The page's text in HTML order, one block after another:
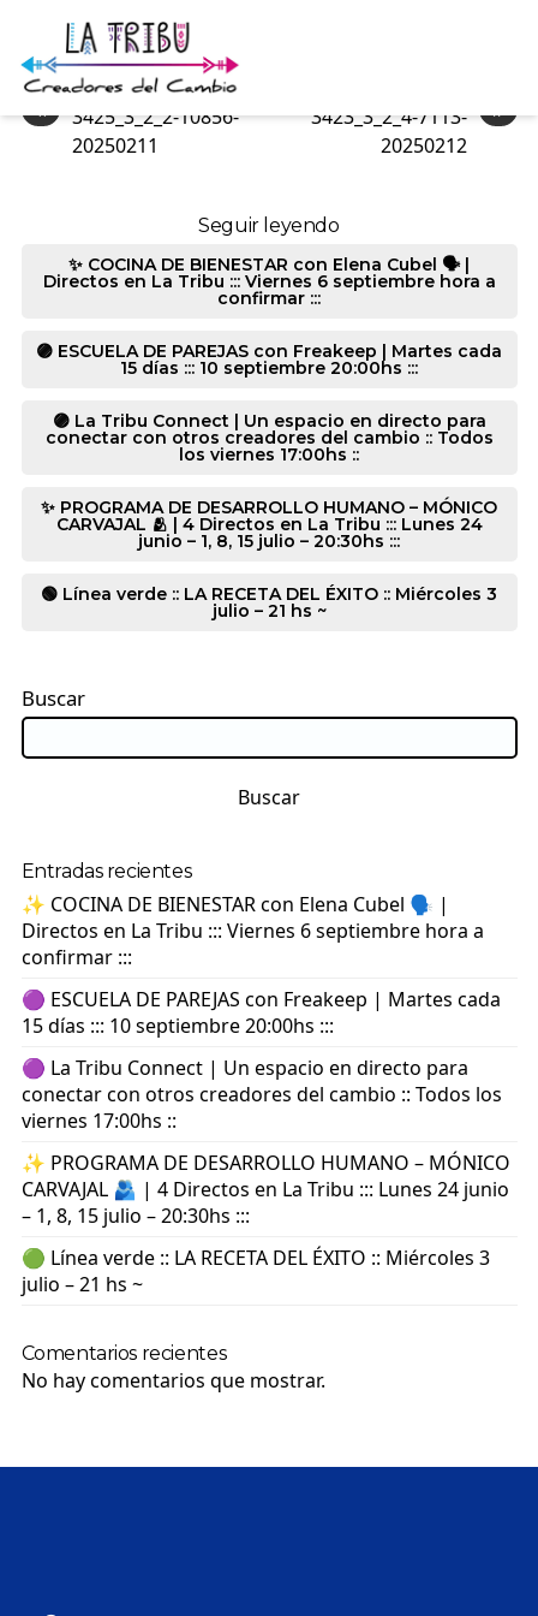
1024_2_2_0-10856-20250211
«
3425_3_2_2-10856-
20250211
»
3423_3_2_4-7113-
20250212
Seguir leyendo
✨ COCINA DE BIENESTAR con Elena Cubel 🗣️ |
Directos en La Tribu ::: Viernes 6 septiembre hora a
confirmar :::
🟣 ESCUELA DE PAREJAS con Freakeep | Martes cada
15 días ::: 10 septiembre 20:00hs :::
🟣 La Tribu Connect | Un espacio en directo para
conectar con otros creadores del cambio :: Todos
los viernes 17:00hs ::
✨ PROGRAMA DE DESARROLLO HUMANO – MÓNICO
CARVAJAL 🫂 | 4 Directos en La Tribu ::: Lunes 24
junio – 1, 8, 15 julio – 20:30hs :::
🟢 Línea verde :: LA RECETA DEL ÉXITO :: Miércoles 3
julio – 21 hs ~
Buscar
Buscar
Entradas recientes
✨ COCINA DE BIENESTAR con Elena Cubel 🗣️ |
Directos en La Tribu ::: Viernes 6 septiembre hora a
confirmar :::
🟣 ESCUELA DE PAREJAS con Freakeep | Martes cada
15 días ::: 10 septiembre 20:00hs :::
🟣 La Tribu Connect | Un espacio en directo para
conectar con otros creadores del cambio :: Todos los
viernes 17:00hs ::
✨ PROGRAMA DE DESARROLLO HUMANO – MÓNICO
CARVAJAL 🫂 | 4 Directos en La Tribu ::: Lunes 24 junio
– 1, 8, 15 julio – 20:30hs :::
🟢 Línea verde :: LA RECETA DEL ÉXITO :: Miércoles 3
julio – 21 hs ~
Comentarios recientes
No hay comentarios que mostrar.